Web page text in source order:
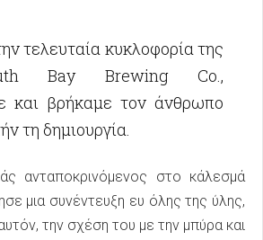
τελευταία κυκλοφορία της
Bay Brewing Co.,
και βρήκαμε τον άνθρωπο
τη δημιουργία.
ανταποκρινόμενος στο κάλεσμά
μια συνέντευξη ευ όλης της ύλης,
την σχέση του με την μπύρα και